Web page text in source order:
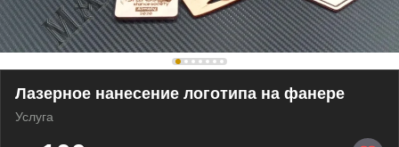
Лазерное нанесение логотипа на фанере
Услуга